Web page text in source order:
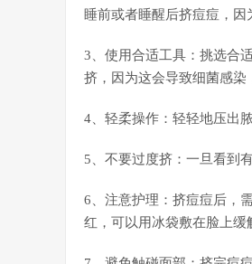
睡前或者睡醒后挤痘痘，因
3、使用合适工具：挑选合
挤，因为这会导致细菌感染
4、轻柔操作：轻轻地压出
5、不要过度挤：一旦看到
6、注意护理：挤痘痘后，
红，可以用冰袋敷在脸上缓